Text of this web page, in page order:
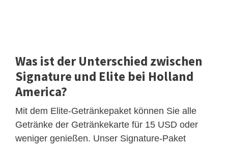
Was ist der Unterschied zwischen
Signature und Elite bei Holland
America?
Mit dem Elite-Getränkepaket können Sie alle
Getränke der Getränkekarte für 15 USD oder
weniger genießen. Unser Signature-Paket